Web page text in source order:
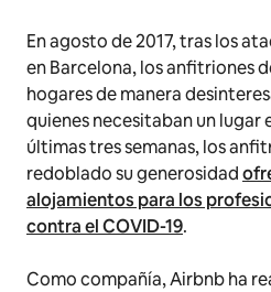
En agosto de 2017, tras los
en Barcelona, los anfitriones
hogares de manera
quienes necesitaban un lugar
últimas tres semanas, los
redoblado su generosidad
alojamientos para los
contra el COVID-19.
Como compañía, Airbnb ha